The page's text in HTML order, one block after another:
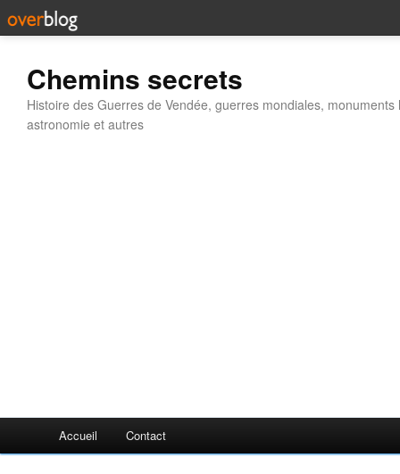
Chemins secrets
Histoire des Guerres de Vendée, guerres mondiales,
astronomie et autres
Accueil Contact